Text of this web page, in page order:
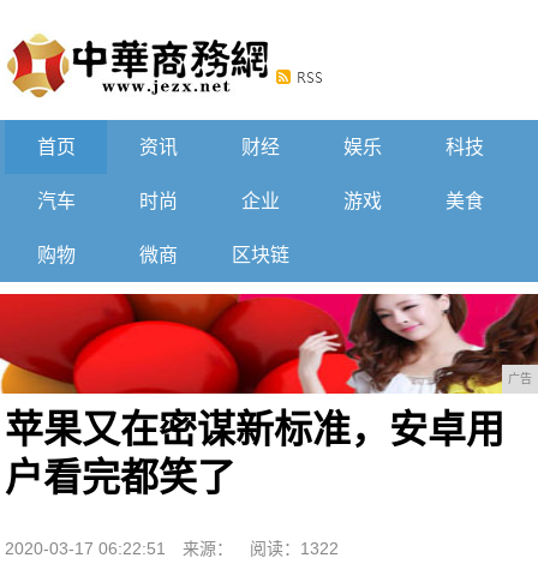
首页 资讯 财经 娱乐 科技
汽车 时尚 企业 游戏 美食
购物 微商 区块链
广告
苹果又在密谋新标准，安卓用
户看完都笑了
2020-03-17 06:22:51 来源： 阅读：1322